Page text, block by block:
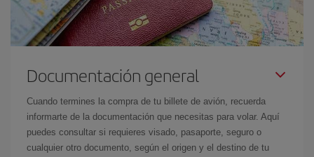
Documentación general
Cuando termines la compra de tu billete de avión, recuerda
informarte de la documentación que necesitas para volar. Aquí
puedes consultar si requieres visado, pasaporte, seguro o
cualquier otro documento, según el origen y el destino de tu